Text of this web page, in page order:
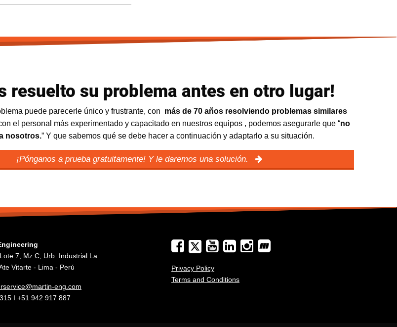
resuelto su problema antes en otro lugar!
puede parecerle único y frustrante, con más de 70 años resolviendo problemas similares
el personal más experimentado y capacitado en nuestros equipos , podemos asegurarle que “no
nosotros.” Y que sabemos qué se debe hacer a continuación y adaptarlo a su situación.
¡Pónganos a prueba gratuitamente! Y le daremos una solución.
7, Mz C, Urb. Industrial La
Vitarte - Lima - Perú
eng.com
I +51 942 917 887
Privacy Policy
Terms and Conditions